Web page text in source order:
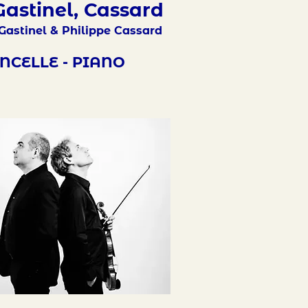
Cassard
& Philippe Cassard
- PIANO